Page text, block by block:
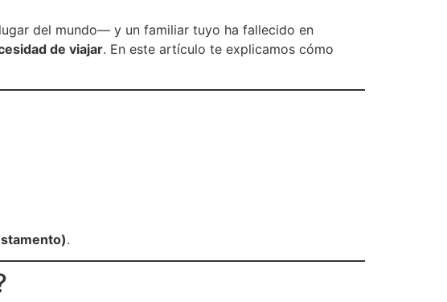
del mundo— y un familiar tuyo ha fallecido en
de viajar. En este artículo te explicamos cómo
.